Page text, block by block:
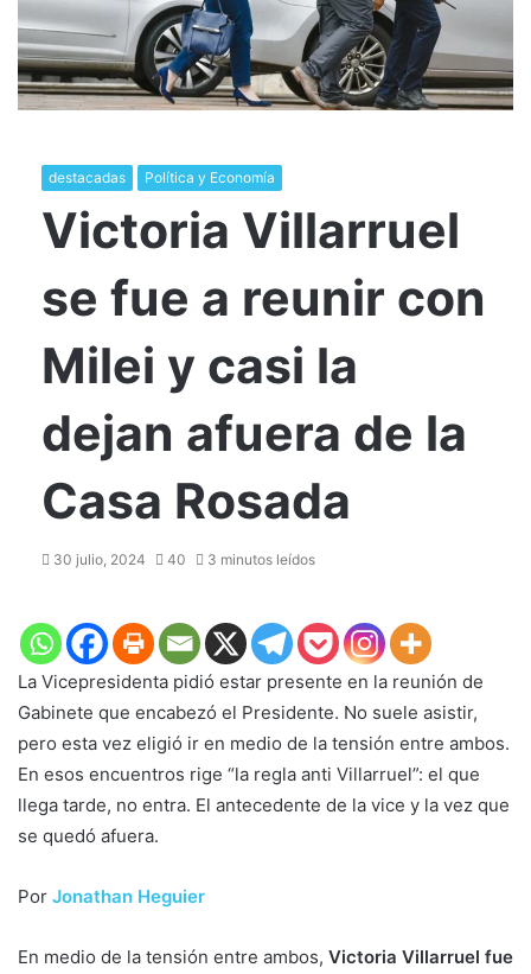
destacadas Política y Economía
Victoria Villarruel
se fue a reunir con
Milei y casi la
dejan afuera de la
Casa Rosada
30 julio, 2024 40 3 minutos leídos
La Vicepresidenta pidió estar presente en la reunión de
Gabinete que encabezó el Presidente. No suele asistir,
pero esta vez eligió ir en medio de la tensión entre ambos.
En esos encuentros rige “la regla anti Villarruel”: el que
llega tarde, no entra. El antecedente de la vice y la vez que
se quedó afuera.
Por Jonathan Heguier
En medio de la tensión entre ambos, Victoria Villarruel fue